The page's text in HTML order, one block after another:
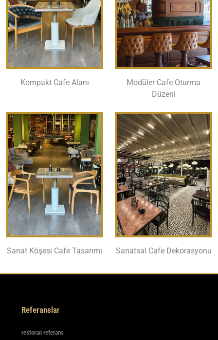
Kompakt Cafe Alanı
Modüler Cafe Oturma
Düzeni
Sanat Köşesi Cafe Tasarımı Sanatsal Cafe Dekorasyonu
Referanslar
restoran referans